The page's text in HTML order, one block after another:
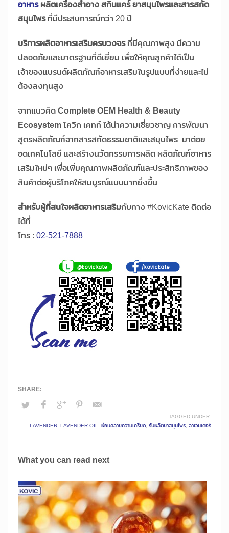
อาหารผลิตเครื่องสำอาง สกินแคร์ ยาสมุนไพรและสารสกัด
สมุนไพรที่มีประสบการณ์กว่า 20 ปี
บริการผลิตอาหารเสริมครบวงจรที่มีคุณภาพสูง มีความ
ปลอดภัยและมาตรฐานที่ดีเยี่ยม เพื่อให้คุณลูกค้าได้เป็น
เจ้าของแบรนด์ผลิตภัณฑ์อาหารเสริมในรูปแบบที่ง่ายและไม่
ต้องลงทุนสูง
จากแนวคิดComplete OEM Health & Beauty
Ecosystemโควิก เคทท์ ได้นำความเชี่ยวชาญ การพัฒนา
สูตรผลิตภัณฑ์จากสารสกัดธรรมชาติและสมุนไพร มาต่อย
อดเทคโนโลยี และสร้างนวัตกรรมการผลิต ผลิตภัณฑ์อาหาร
เสริมใหม่ๆ เพื่อเพิ่มคุณภาพผลิตภัณฑ์และประสิทธิภาพของ
สินค้าต่อผู้บริโภคให้สมบูรณ์แบบมากยิ่งขึ้น
สำหรับผู้ที่สนใจผลิตอาหารเสริมกับทาง #KovicKate ติดต่อ
ได้ที่
โทร : 02-521-7888
TAGGED UNDER:
LAVENDER, LAVENDER OIL, ผ่อนคลายความเครียด, รับผลิตยาสมุนไพร, ลาเวนเดอร์
What you can read next